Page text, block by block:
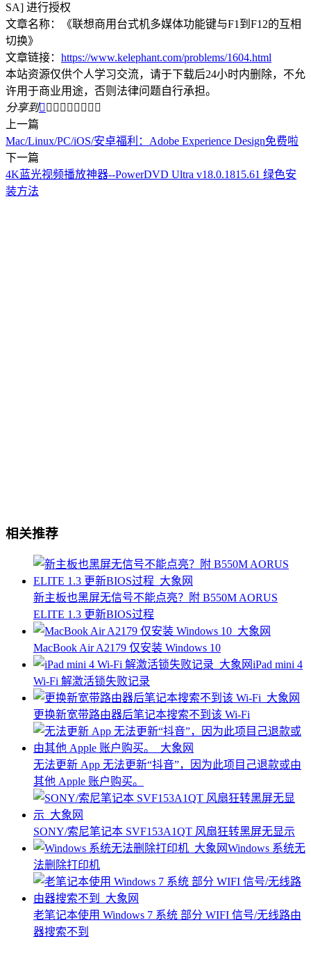
SA] 进行授权
文章名称：《联想商用台式机多媒体功能键与F1到F12的互相
切换》
文章链接： https://www.kelephant.com/problems/1604.html
本站资源仅供个人学习交流，请于下载后24小时内删除，不允
许用于商业用途，否则法律问题自行承担。
分享到        
上一篇
Mac/Linux/PC/iOS/安卓福利：Adobe Experience Design免费啦
下一篇
4K蓝光视频播放神器--PowerDVD Ultra v18.0.1815.61 绿色安
装方法
相关推荐
新主板也黑屏无信号不能点亮？附 B550M AORUS
ELITE 1.3 更新BIOS过程
MacBook Air A2179 仅安装 Windows 10
iPad mini 4
Wi-Fi 解激活锁失败记录
更换新宽带路由器后笔记本搜索不到该 Wi-Fi
无法更新 App 无法更新“抖音”，因为此项目己退款或由
其他 Apple 账户购买。
SONY/索尼笔记本 SVF153A1QT 风扇狂转黑屏无显示
Windows 系统无
法删除打印机
老笔记本使用 Windows 7 系统 部分 WIFI 信号/无线路由
器搜索不到